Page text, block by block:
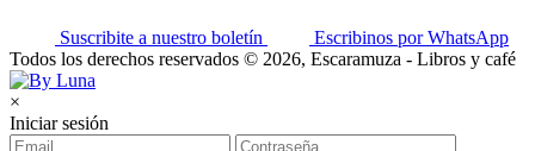
Suscribite a nuestro boletín
Escribinos por WhatsApp
Todos los derechos reservados © 2026, Escaramuza - Libros y café
×
Iniciar sesión